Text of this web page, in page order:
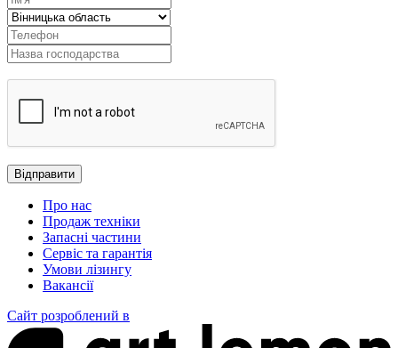
Про нас
Продаж техніки
Запасні частини
Сервіс та гарантія
Умови лізингу
Вакансії
Сайт розроблений в